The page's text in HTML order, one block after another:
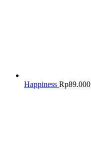
Happiness Rp89.000